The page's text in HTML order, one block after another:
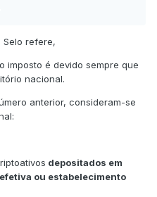
Selo refere,
imposto é devido sempre que
nacional.
anterior, consideram-se
depositados em
ou estabelecimento